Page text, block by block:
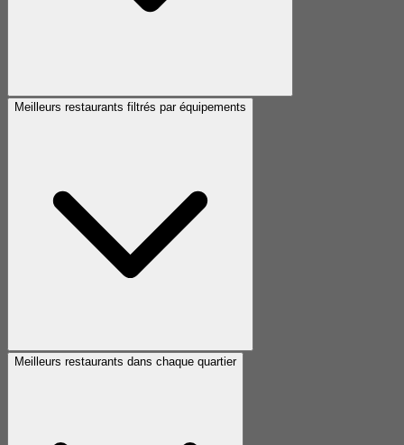
Meilleurs restaurants filtrés par équipements
Meilleurs restaurants dans chaque quartier